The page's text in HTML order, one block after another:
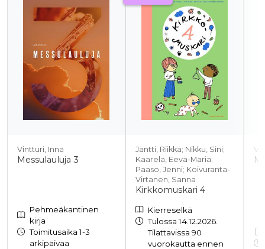
Vintturi, Inna
Messulauluja 3
Pehmeäkantinen
kirja
Toimitusaika 1-3
arkipäivää
Jäntti, Riikka; Nikku, Sini;
Kaarela, Eeva-Maria;
Paaso, Jenni; Koivuranta-
Virtanen, Sanna
Kirkkomuskari 4
Kierreselkä
Tulossa 14.12.2026.
Tilattavissa 90
vuorokautta ennen